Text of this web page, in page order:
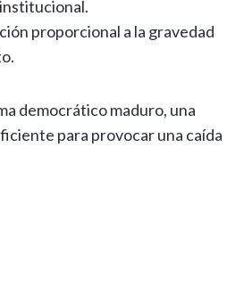
proporcional a la gravedad
democrático maduro, una
para provocar una caída